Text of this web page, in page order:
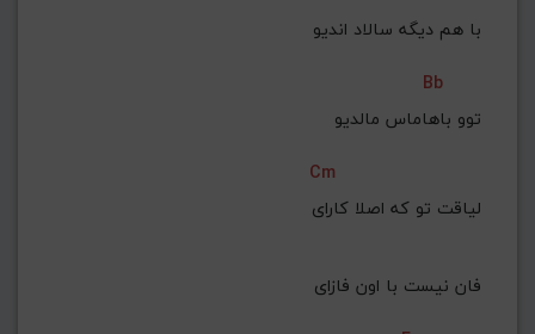
با هم دیگه سالاد اندیو
Bb
توو باهاماس مالدیو
Cm
لیاقت تو که اصلا کارای
فان نیست با اون فازای